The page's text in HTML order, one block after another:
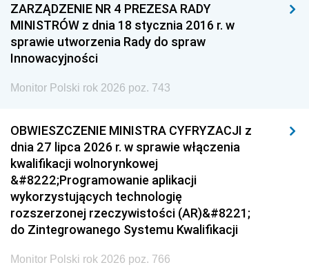
ZARZĄDZENIE NR 4 PREZESA RADY
MINISTRÓW z dnia 18 stycznia 2016 r. w
sprawie utworzenia Rady do spraw
Innowacyjności
Monitor Polski rok 2026 poz. 743
OBWIESZCZENIE MINISTRA CYFRYZACJI z
dnia 27 lipca 2026 r. w sprawie włączenia
kwalifikacji wolnorynkowej
&#8222;Programowanie aplikacji
wykorzystujących technologię
rozszerzonej rzeczywistości (AR)&#8221;
do Zintegrowanego Systemu Kwalifikacji
Monitor Polski rok 2026 poz. 766